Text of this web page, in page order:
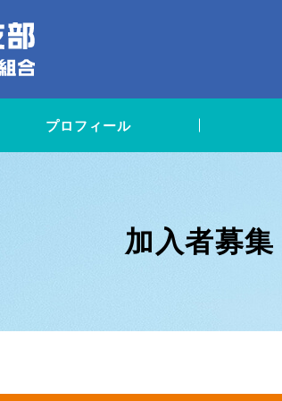
プロフィール
加入者募集